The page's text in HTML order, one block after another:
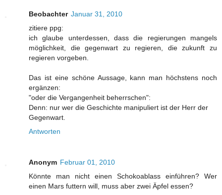
Beobachter Januar 31, 2010
zitiere ppg:
ich glaube unterdessen, dass die regierungen mangels
möglichkeit, die gegenwart zu regieren, die zukunft zu
regieren vorgeben.
Das ist eine schöne Aussage, kann man höchstens noch
ergänzen:
"oder die Vergangenheit beherrschen":
Denn: nur wer die Geschichte manipuliert ist der Herr der
Gegenwart.
Antworten
Anonym Februar 01, 2010
Könnte man nicht einen Schokoablass einführen? Wer
einen Mars futtern will, muss aber zwei Äpfel essen?